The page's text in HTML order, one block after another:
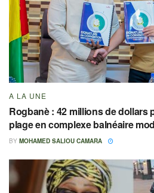
A LA UNE
Rogbanè : 42 millions de dollars
plage en complexe balnéaire
BY MOHAMED SALIOU CAMARA